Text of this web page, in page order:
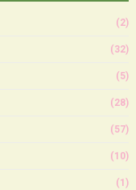
(2)
(32)
(5)
(28)
(57)
(10)
(1)